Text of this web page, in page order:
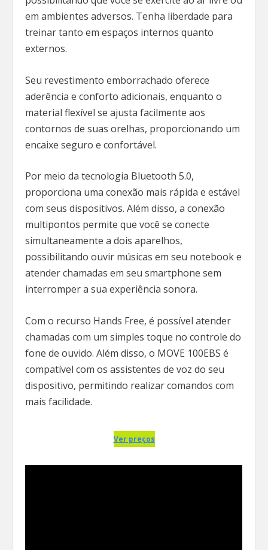
em ambientes adversos. Tenha liberdade para
treinar tanto em espaços internos quanto
externos.
Seu revestimento emborrachado oferece
aderência e conforto adicionais, enquanto o
material flexível se ajusta facilmente aos
contornos de suas orelhas, proporcionando um
encaixe seguro e confortável.
Por meio da tecnologia Bluetooth 5.0,
proporciona uma conexão mais rápida e estável
com seus dispositivos. Além disso, a conexão
multipontos permite que você se conecte
simultaneamente a dois aparelhos,
possibilitando ouvir músicas em seu notebook e
atender chamadas em seu smartphone sem
interromper a sua experiência sonora.
Com o recurso Hands Free, é possível atender
chamadas com um simples toque no controle do
fone de ouvido. Além disso, o MOVE 100EBS é
compatível com os assistentes de voz do seu
dispositivo, permitindo realizar comandos com
mais facilidade.
Ver preços